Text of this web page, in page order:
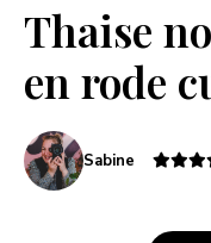
Thaise
en rode
Sabine